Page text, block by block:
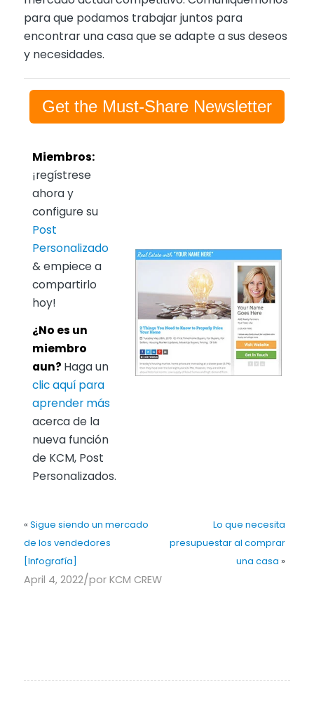
para que podamos trabajar juntos para
encontrar una casa que se adapte a sus deseos
y necesidades.
Get the Must-Share Newsletter
Miembros:
¡regístrese
ahora y
configure su
Post
Personalizado
& empiece a
compartirlo
hoy!
¿No es un
miembro
aun? Haga un
clic aquí para
aprender más
acerca de la
nueva función
de KCM, Post
Personalizados.
« Sigue siendo un mercado
de los vendedores
[Infografía]
Lo que necesita
presupuestar al comprar
una casa »
April 4, 2022/por KCM CREW